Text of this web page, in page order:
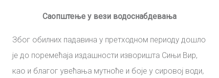
Саопштење у вези водоснабдевања
Због обилних падавина у претходном периоду дошло
је до поремећаја издашности изворишта Сињи Вир,
као и благог увећања мутноће и боје у сировој води,